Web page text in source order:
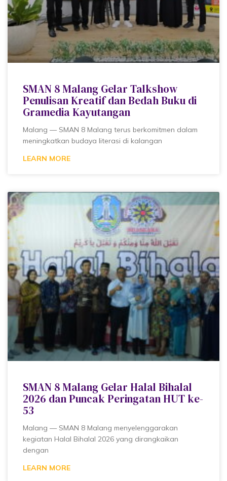
SMAN 8 Malang Gelar Talkshow
Penulisan Kreatif dan Bedah Buku di
Gramedia Kayutangan
Malang — SMAN 8 Malang terus berkomitmen dalam
meningkatkan budaya literasi di kalangan
LEARN MORE
SMAN 8 Malang Gelar Halal Bihalal
2026 dan Puncak Peringatan HUT ke-
53
Malang — SMAN 8 Malang menyelenggarakan
kegiatan Halal Bihalal 2026 yang dirangkaikan
dengan
LEARN MORE